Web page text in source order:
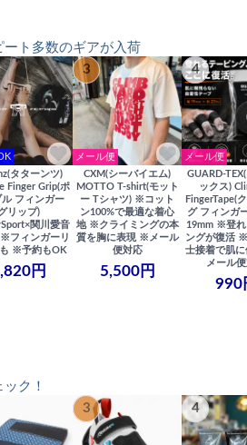
ト多数のギアが入荷
タターンツ)
Finger Grip(ポ
ル フィンガー
リップ)
関川愛音
フィンガーリ
※予約もOK
円
3
メール便
CXM(シーバイエム)
MOTTO T-shirt(モット
ー Tシャツ) ※コット
ン100%で最適な着心
地 ※クライミングの本
質を胸に表現 ※メール
便対応
5,500円
4
メール便
GUARD-
ックス)
FingerTape(
グ フィンガ
19mm ※登れ
ングが復活
士接着で肌
メール
990
ク！
3 4